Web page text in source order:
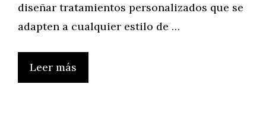
diseñar tratamientos personalizados que se
adapten a cualquier estilo de …
Leer más